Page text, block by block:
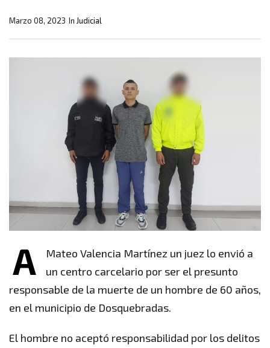
In Judicial
Marzo 08, 2023
A
Mateo Valencia Martínez un juez lo envió a
un centro carcelario por ser el presunto
responsable de la muerte de un hombre de 60 años,
en el municipio de Dosquebradas.
El hombre no aceptó responsabilidad por los delitos